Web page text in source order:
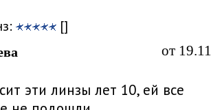
[]
от
эти линзы лет 10, ей все